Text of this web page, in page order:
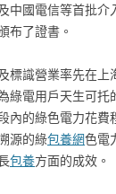
中國電信等首批介
布了證書。
標識營業率先在上
綠電用戶天生可托
內的綠色電力花
源的綠包養網色電
包養方面的成效。